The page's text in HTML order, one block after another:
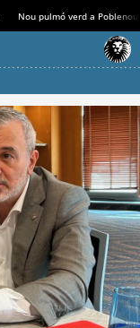
Nou pulmó verd a Poblenou